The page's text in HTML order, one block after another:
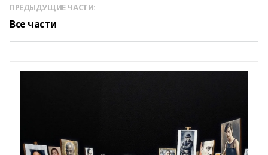
ПРЕДЫДУЩИЕ ЧАСТИ:
Все части